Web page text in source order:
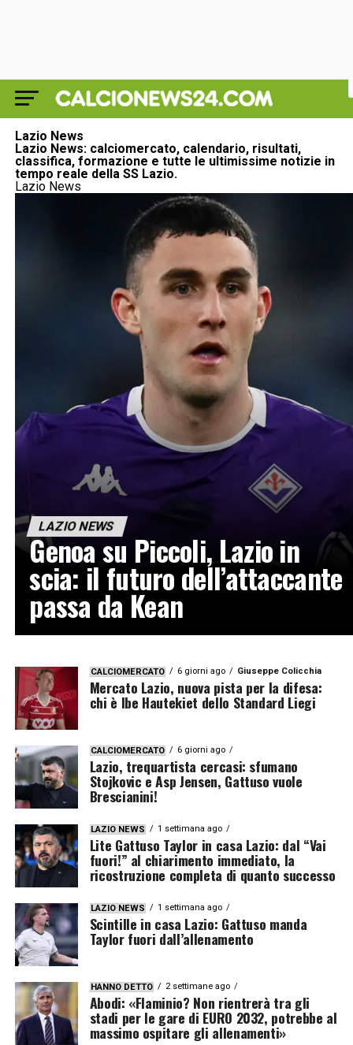
Lazio News
Lazio News: calciomercato, calendario, risultati,
classifica, formazione e tutte le ultimissime notizie in
tempo reale della SS Lazio.
Lazio News
LAZIO NEWS
Genoa su Piccoli, Lazio in
scia: il futuro dell’attaccante
passa da Kean
CALCIOMERCATO 6 giorni ago Giuseppe Colicchia
Mercato Lazio, nuova pista per la difesa:
chi è Ibe Hautekiet dello Standard Liegi
CALCIOMERCATO 6 giorni ago
Lazio, trequartista cercasi: sfumano
Stojkovic e Asp Jensen, Gattuso vuole
Brescianini!
LAZIO NEWS 1 settimana ago
Lite Gattuso Taylor in casa Lazio: dal “Vai
fuori!” al chiarimento immediato, la
ricostruzione completa di quanto successo
LAZIO NEWS 1 settimana ago
Scintille in casa Lazio: Gattuso manda
Taylor fuori dall’allenamento
HANNO DETTO 2 settimane ago
Abodi: «Flaminio? Non rientrerà tra gli
stadi per le gare di EURO 2032, potrebbe al
massimo ospitare gli allenamenti»